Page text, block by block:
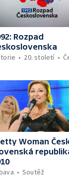
Rozpad
20. století
Woman
Soutěž